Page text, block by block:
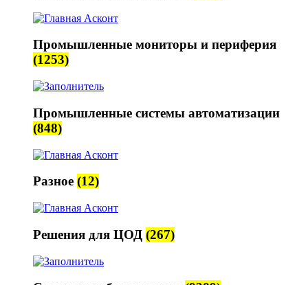
Промышленные мониторы и периферия
(1253)
Промышленные системы автоматизации
(848)
Разное (12)
Решения для ЦОД (267)